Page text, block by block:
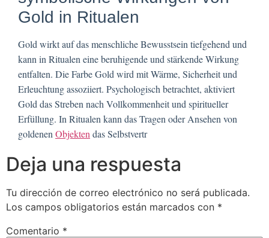
Gold in Ritualen
Gold wirkt auf das menschliche Bewusstsein tiefgehend und
kann in Ritualen eine beruhigende und stärkende Wirkung
entfalten. Die Farbe Gold wird mit Wärme, Sicherheit und
Erleuchtung assoziiert. Psychologisch betrachtet, aktiviert
Gold das Streben nach Vollkommenheit und spiritueller
Erfüllung. In Ritualen kann das Tragen oder Ansehen von
goldenen Objekten das Selbstvertr
Deja una respuesta
Tu dirección de correo electrónico no será publicada.
Los campos obligatorios están marcados con *
Comentario *